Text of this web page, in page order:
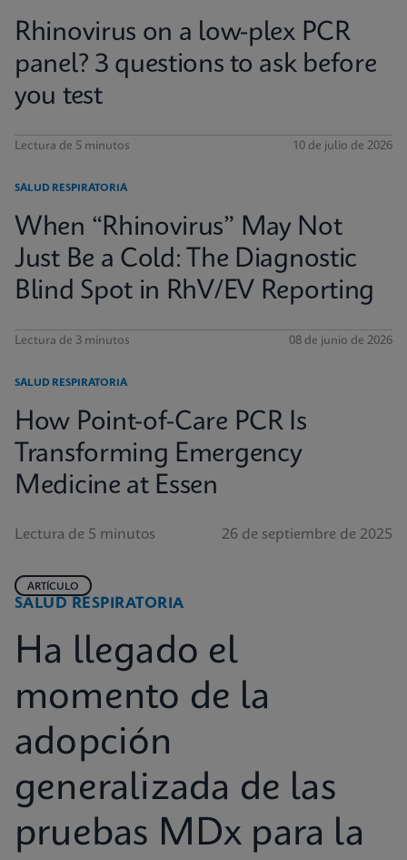
Rhinovirus on a low-plex PCR
panel? 3 questions to ask before
you test
Lectura de 5 minutos 10 de julio de 2026
SALUD RESPIRATORIA
When “Rhinovirus” May Not
Just Be a Cold: The Diagnostic
Blind Spot in RhV/EV Reporting
Lectura de 3 minutos 08 de junio de 2026
SALUD RESPIRATORIA
How Point-of-Care PCR Is
Transforming Emergency
Medicine at Essen
Lectura de 5 minutos 26 de septiembre de 2025
SALUD RESPIRATORIA
ARTÍCULO
Ha llegado el
momento de la
adopción
generalizada de las
pruebas MDx para la